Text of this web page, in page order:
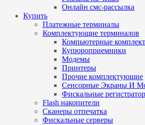
Онлайн смс-рассылка
Купить
Платежные терминалы
Комплектующие терминалов
Компьютерные
Купюроприемники
Модемы
Принтеры
Прочие комплектующие
Сенсорные Экраны И
Фискальные
Flash накопители
Сканеры отпечатка
Фискальные серверы